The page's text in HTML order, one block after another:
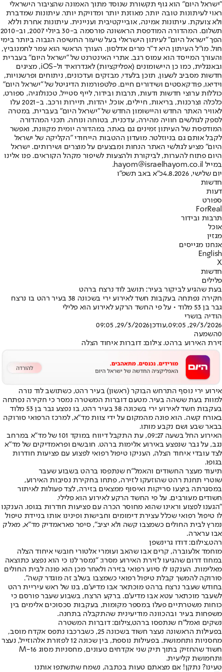
"ישראל היום" הוא גוף תקשורת שנוסד מתוך האמונה שהציבור הישראלי
ראוי לעיתונות טובה יותר, מאוזנת יותר ומדויקת יותר. עיתונות שמדברת
ולא צועקת. עיתונות אמינה, אובייקטיבית ועניינית. עיתונות אחרת וללא
תשלום. המהדורה המודפסת הראשונה פורסמה ב-30 ביולי 2007, וב-2010
הפך "ישראל היום" לעיתון הישראלי בעל שיעור החשיפה הגבוה ביותר בימי
חול. מו"ל העיתון היא ד"ר מרים אדלסון. העורך הראשי הוא עמר לחמנוביץ,
והעורך המייסד הוא עמוס רגב. אתרי האינטרנט של "ישראל היום" בעברית
ובאנגלית, כמו כן היישומונים (אפליקציות) לאנדרואיד ול-iOS, מציגים
חדשות מסביב לשעון, תוכן בלעדי, מבזקים ועדכונים, ניתוחים ופרשנויות,
וידיאו, פודקאסטים ושידורים חיים. פלטפורמות הדיגיטל של "ישראל היום"
כוללות ערוצי חדשות ודעות, תרבות ובידור, לייף סטייל, טכנולוגיה, ספורט,
כלכלה וצרכנות, בריאות, חיילים, אוכל, יהדות, תיירות ורכב. ב-2021 עלו
לאוויר האתר החדש והיישומון החדש של "ישראל היום" בעברית, במטרה
לספק לגולשים חוויה מהירה, עדכנית, בטוחה ונוחה. תכני המהדורה
המודפסת של העיתון זמינים גם באתר, במהדורה יומית מקוונת, ואפשר
לקבל אותם גם בניוזלטר. מועדון ההטבות הייחודי "הקליקה של ישראל
היום" מציע לגולשי האתר הנחות ומבצעים על מוצרים ושירותים. ישראל
היום פתוח להערות, לביקורת ולהצעות לשיפור מקהל הקוראים. פנו אלינו
במייל hayom@israelhayom.co.il.
יום שלישי, 4.8.2026
כ"א באב תשפ"ו
חדשות
דעות
ספורט
ForReal
תרבות ובידור
אוכל
מגזין
אנחנו מגייסים
English
X
חדשות
פלילים
בעת שהגיע לביקור בעיר: תושב לוד נרצח ברהט
חקירה נפתחה בעקבות חשד לאירוע ירי בשכונה 38 בעיר רהט בו נרצח
גבר בן 53 מלוד • על פי החשד הרקע לאירוע הוא פלילי
הודיה בושרי
29/3/2026, 09:05
,עודכן29/3/2026, 09:05
0השמעה
זירת האירוע ברהט. צילום: דוברות איחוד הצלה
אירוע ירי נוסף התרחש הבוקר (ראשון) בעיר רהט, כשתושב לוד נורה
למוות בעת ששהה בעיר. מטעם דוברות המשטרה נמסר כי חקירה נפתחה
בעקבות חשד לאירוע ירי בשכונה 38 בעיר רהט, בו נפצע גבר בן 53 מלוד
באורח קשה. הוא פונה מהמקום על ידי צוות מד"א, למרכז הרפואי סורוקה
בבאר שבע ושם נקבע מותו.
האירוע החל בשעה 09:27, עת התקבל דיווח במוקד 101 של מד"א במרחב
נגב, על גבר שנפצע באירוע אלימות ברהט. חובשים ופראמדיקים של מד"א
לצד עובדי איחוד הצלה, העניקו טיפול רפואי לפצוע עם פציעות חודרות
בגופו.
תיעוד מעצר החשודים והאמל"ח שנתפסו ברהט בשבוע שעבר
שוטרי תחנת רהט שהוזעקו לזירה, פתחו בחקירת נסיבות האירוע,
במסגרתה ביצעו סריקות ואיסוף ממצאים בזירה, לצד פעולות לאיתור
חשודים מעורבים. על פי החשד הרקע לאירוע הוא פלילי.
"הגענו לפצוע וראינו שהוא מחוסר הכרה עם פציעות חודרות בגופו. הענקנו
לו טיפול רפואי שכלל עצירת דימומים וחבישות ופינינו אותו בניידת טיפול
נמרץ לבית החולים כשמצבו קשה ולא יציב", סיפר פאראמדיק מד"א, מאלק
אבו ערארה.
רהט,צילום: דודו גרינשפן
מוחמד אלעוברה, קרים אבו שהאב ועומרי אלטורי חובשי איחוד הצלה
במחוז דרום שהגיעו לזירת האירוע מסרו: "נמסר לנו כי הוא נפצע כתוצאה
מאלימות. הענקנו לו סיוע רפואי בזירה ולאחר מכן הוא פונה לבית החולים
סורוקה להמשך קבלת טיפול רפואי כשמצבו בשלב זה מוגדר קשה".
בחודש שעבר נרצח ברהט מוכתאר אבו מדיע'ם, בנו של ראש עיריית רהט
לשעבר מוכתאר עטא אבו מדיע'ם. ברקע הרצח, בשבוע שעבר פורסם כי
כוחות משטרתיים פעלו במספר מקומות, בעקבות סכסוכים אלימים בין
משפחות בעיר ובהכוונה מודיעינית שהתקבלה בתחנה.
נשקים ואמל"ח שנתפסו ברהט,צילום: דוברות המשטרה
בפעילות הראשונה נעצר חשוד בשכונה 25, כשברכבו נתפס אקדח מוסב,
מחסניות ותחמושת. בפעילות נוספת, בין שכונה 12 לפזורת אלהוזייל, נעצר
חשוד שהחזיק בתוך תיק שני אקדחים טעונים, מחסניות מסוג M-16
ותחמושת קליעית.
טעינו? נתקן! אם מצאתם טעות בכתבה, נשמח שתשתפו אותנו